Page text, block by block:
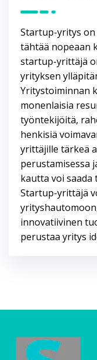
Startup-yritys
tähtää nopeaan
startup-yrittäjä
yrityksen
Yritystoiminnan
monenlaisia
työntekijöitä,
henkisiä
yrittäjille tärkeä
perustamisessa
kautta voi saada
Startup-yrittäjä
innovatiivinen
perustaa yritys